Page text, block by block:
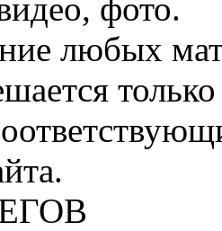
фото.
любых